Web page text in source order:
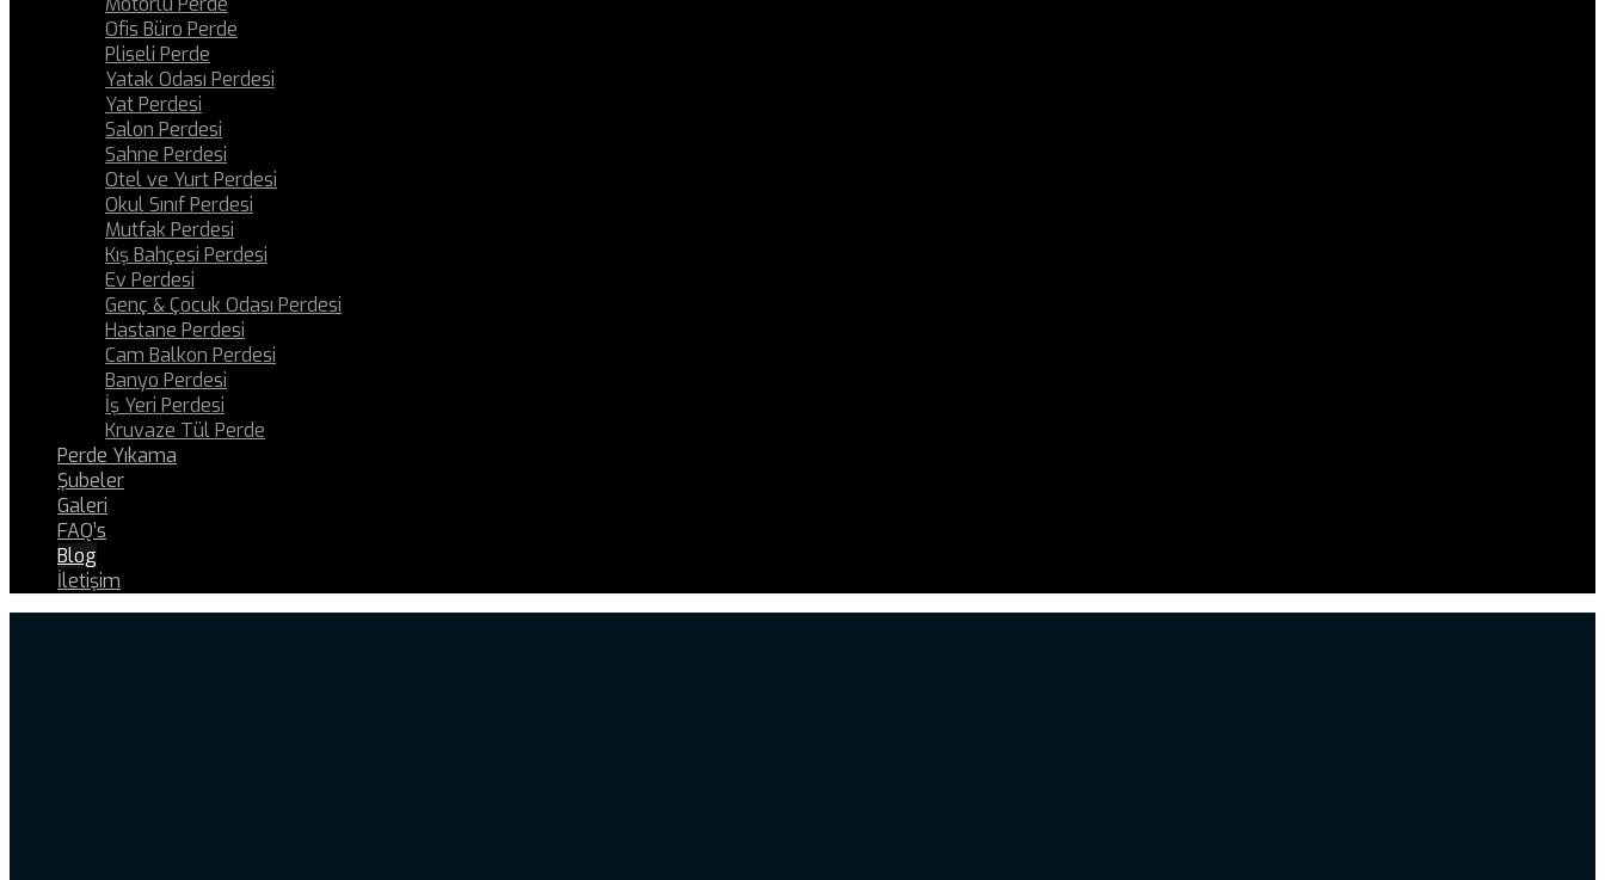
Ofis Büro Perde
Pliseli Perde
Yatak Odası Perdesi
Yat Perdesi
Salon Perdesi
Sahne Perdesi
Otel ve Yurt Perdesi
Okul Sınıf Perdesi
Mutfak Perdesi
Kış Bahçesi Perdesi
Ev Perdesi
Genç & Çocuk Odası Perdesi
Hastane Perdesi
Cam Balkon Perdesi
Banyo Perdesi
İş Yeri Perdesi
Kruvaze Tül Perde
Perde Yıkama
Şubeler
Galeri
FAQ’s
Blog
İletişim